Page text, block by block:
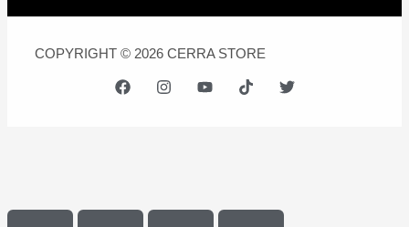
COPYRIGHT © 2026 CERRA STORE